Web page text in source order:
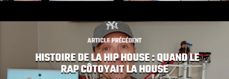
ARTICLE PRÉCÉDENT
HISTOIRE DE LA HIP HOUSE : QUAND LE
RAP CÔTOYAIT LA HOUSE